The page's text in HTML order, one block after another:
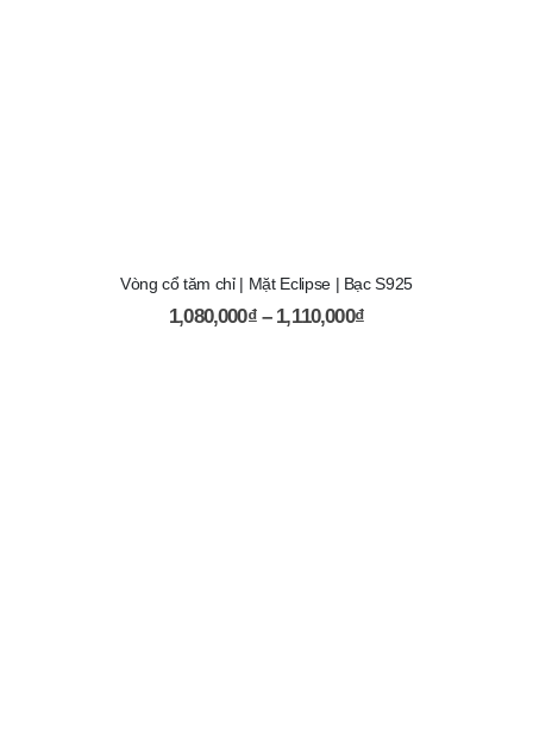
Vòng cổ tăm chỉ | Mặt Eclipse | Bạc S925
1,080,000₫ – 1,110,000₫